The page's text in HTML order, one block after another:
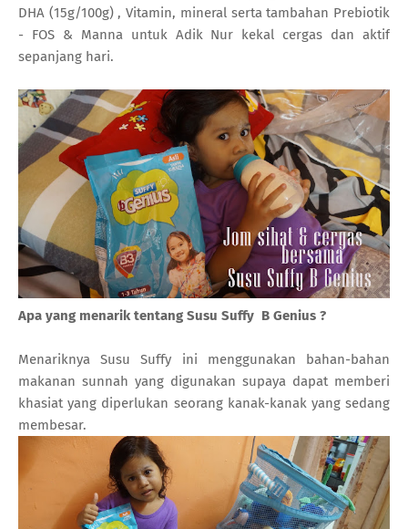
DHA (15g/100g) , Vitamin, mineral serta tambahan Prebiotik
- FOS & Manna untuk Adik Nur kekal cergas dan aktif
sepanjang hari.
Apa yang menarik tentang Susu Suffy B Genius ?
Menariknya Susu Suffy ini menggunakan bahan-bahan
makanan sunnah yang digunakan supaya dapat memberi
khasiat yang diperlukan seorang kanak-kanak yang sedang
membesar.